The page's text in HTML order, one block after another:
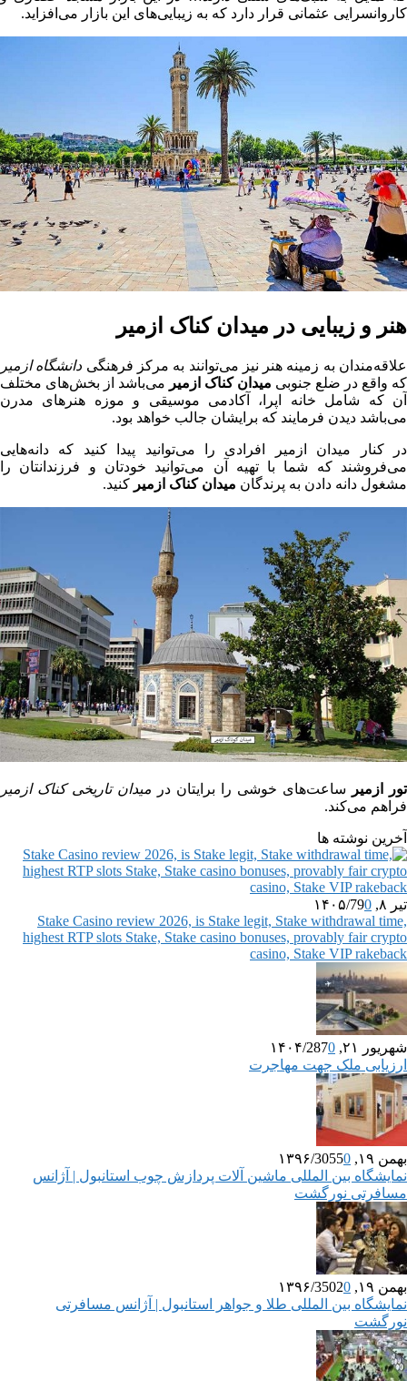
کاروانسرایی عثمانی قرار دارد که به زیبایی‌های این بازار می‌افزاید.
هنر و زیبایی در میدان کناک ازمیر
علاقه‌مندان به زمینه هنر نیز می‌توانند به مرکز فرهنگی دانشگاه ازمیر
که واقع در ضلع جنوبی میدان کناک ازمیر می‌باشد از بخش‌های مختلف
آن که شامل خانه اپرا، آکادمی موسیقی و موزه هنرهای مدرن
می‌باشد دیدن فرمایند که برایشان جالب خواهد بود.
در کنار میدان ازمیر افرادی را می‌توانید پیدا کنید که دانه‌هایی
می‌فروشند که شما با تهیه آن می‌توانید خودتان و فرزندانتان را
مشغول دانه دادن به پرندگان میدان کناک ازمیر کنید.
تور ازمیر ساعت‌های خوشی را برایتان در
میدان تاریخی کناک ازمیر
فراهم می‌کند.
آخرین نوشته ها
تیر ۸, ۱۴۰۵ /790
Stake Casino review 2026, is Stake legit, Stake withdrawal time,
highest RTP slots Stake, Stake casino bonuses, provably fair crypto
casino, Stake VIP rakeback
شهریور ۲۱, ۱۴۰۴ /2870
ارزیابی ملک جهت مهاجرت
بهمن ۱۹, ۱۳۹۶ /30550
نمایشگاه بین المللی ماشین آلات پردازش چوب استانبول | آژانس
مسافرتی نورگشت
بهمن ۱۹, ۱۳۹۶ /35020
نمایشگاه بین المللی طلا و جواهر استانبول | آژانس مسافرتی
نورگشت